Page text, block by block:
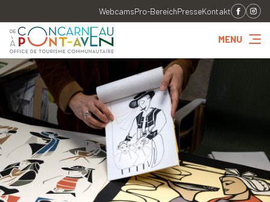
WebcamsPro-BereichPresseKontakt
MENU